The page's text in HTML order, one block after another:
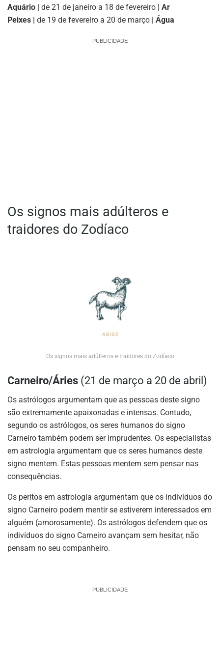
Aquário | de 21 de janeiro a 18 de fevereiro | Ar
Peixes | de 19 de fevereiro a 20 de março | Água
PUBLICIDADE
Os signos mais adúlteros e
traidores do Zodíaco
Os signos mais adúlteros e traidores do Zodíaco
Carneiro/Áries (21 de março a 20 de abril)
Os astrólogos argumentam que as pessoas deste signo
são extremamente apaixonadas e intensas. Contudo,
segundo os astrólogos, os seres humanos do signo
Carneiro também podem ser imprudentes. Os especialistas
em astrologia argumentam que os seres humanos deste
signo mentem. Estas pessoas mentem sem pensar nas
consequências.
Os peritos em astrologia argumentam que os indivíduos do
signo Carneiro podem mentir se estiverem interessados em
alguém (amorosamente). Os astrólogos defendem que os
indivíduos do signo Carneiro avançam sem hesitar, não
pensam no seu companheiro.
PUBLICIDADE